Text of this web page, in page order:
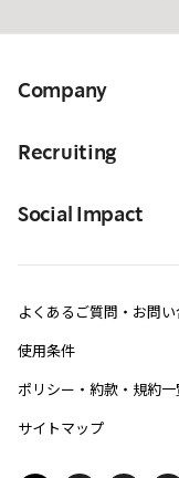
Company
Recruiting
Social Impact
よくあるご質問・お問
使用条件
ポリシー・約款・規約一
サイトマップ